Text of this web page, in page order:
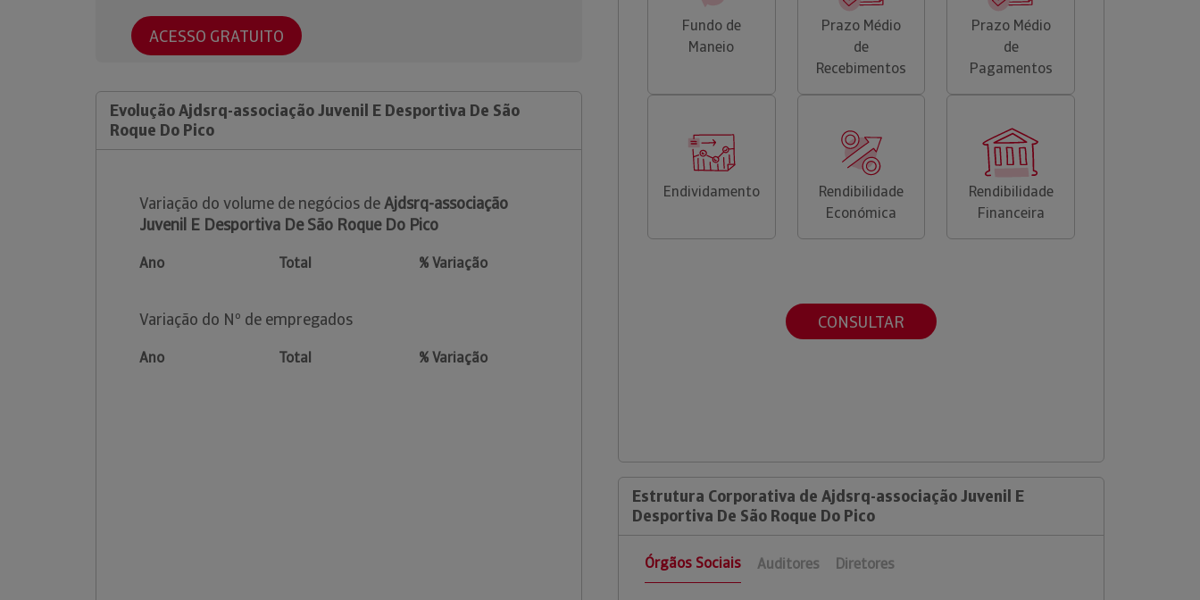
ACESSO GRATUITO
Evolução Ajdsrq-associação Juvenil E Desportiva De São
Roque Do Pico
Variação do volume de negócios deAjdsrq-associação
Juvenil E Desportiva De São Roque Do Pico
Ano Total % Variação
Variação do Nº de empregados
Ano Total % Variação
Fundo de
Maneio
Prazo Médio
de
Recebimentos
Prazo Médio
de
Pagamentos
Endividamento
Rendibilidade
Económica
Rendibilidade
Financeira
CONSULTAR
Estrutura Corporativa de Ajdsrq-associação Juvenil E
Desportiva De São Roque Do Pico
Órgãos Sociais Auditores Diretores